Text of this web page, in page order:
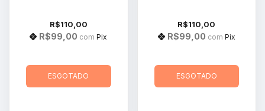
R$110,00
R$99,00 com Pix
ESGOTADO
R$110,00
R$99,00 com Pix
ESGOTADO